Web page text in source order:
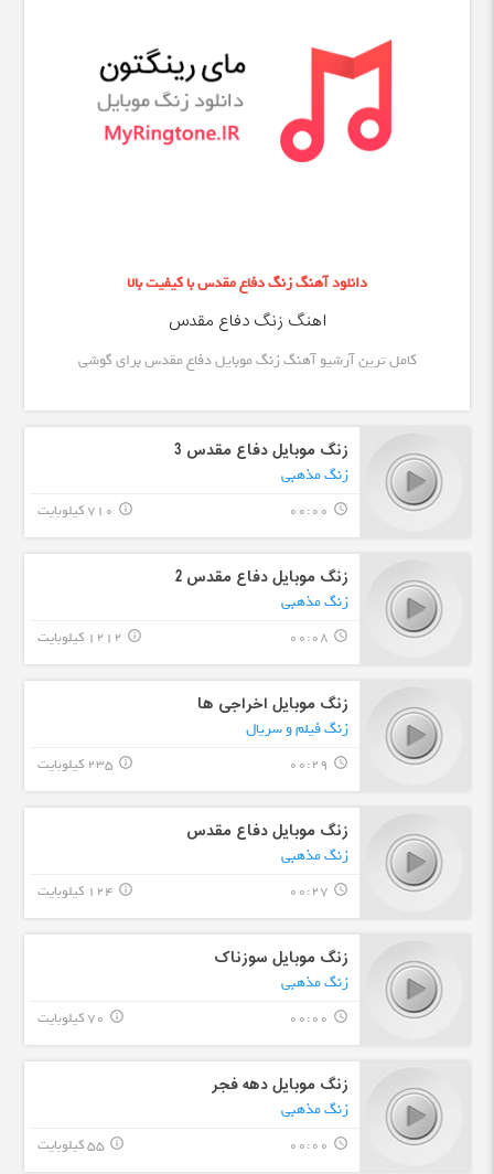
دانلود آهنگ زنگ دفاع مقدس با کیفیت بالا
اهنگ زنگ دفاع مقدس
کامل ترین آرشیو آهنگ زنگ موبایل دفاع مقدس برای گوشی
زنگ موبایل دفاع مقدس 3
زنگ مذهبی
query_builder
00:00 710 کیلوبایت info_outline
زنگ موبایل دفاع مقدس 2
زنگ مذهبی
query_builder
00:08 1212 کیلوبایت info_outline
زنگ موبایل اخراجی ها
زنگ فیلم و سریال
query_builder
00:29 235 کیلوبایت info_outline
زنگ موبایل دفاع مقدس
زنگ مذهبی
query_builder
00:27 124 کیلوبایت info_outline
زنگ موبایل سوزناک
زنگ مذهبی
query_builder
00:00 70 کیلوبایت info_outline
زنگ موبایل دهه فجر
زنگ مذهبی
query_builder
00:00 55 کیلوبایت info_outline